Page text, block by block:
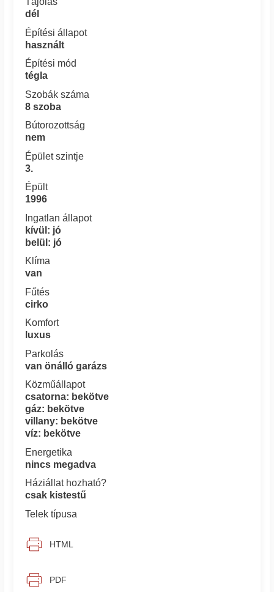
dél
Építési állapot
használt
Építési mód
tégla
Szobák száma
8 szoba
Bútorozottság
nem
Épület szintje
3.
Épült
1996
Ingatlan állapot
kívül: jó
belül: jó
Klíma
van
Fűtés
cirko
Komfort
luxus
Parkolás
van önálló garázs
Közműállapot
csatorna: bekötve
gáz: bekötve
villany: bekötve
víz: bekötve
Energetika
nincs megadva
Háziállat hozható?
csak kistestű
Telek típusa
HTML
PDF